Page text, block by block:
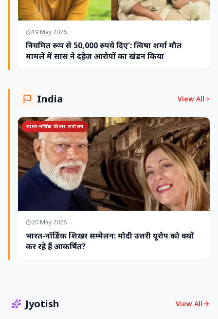
19 May 2026
नियमित रूप से 50,000 रुपये दिए': त्विषा शर्मा मौत
मामले में सास ने दहेज आरोपों का खंडन किया
India View All
भारत-नॉर्डिक शिखर सम्मेलन
20 May 2026
भारत-नॉर्डिक शिखर सम्मेलन: मोदी उत्तरी यूरोप को क्यों
कर रहे हैं आकर्षित?
Jyotish View All